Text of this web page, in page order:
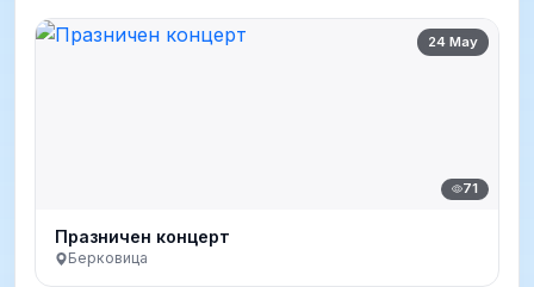
24 May
71
Празничен концерт
Берковица